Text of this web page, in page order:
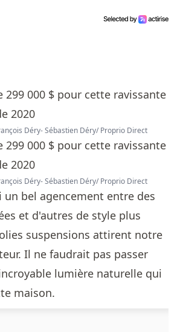
Déry- Sébastien Déry/ Proprio Direct
Déry- Sébastien Déry/ Proprio Direct
un bel agencement entre des
et d'autres de style plus
suspensions attirent notre
Il ne faudrait pas passer
lumière naturelle qui
maison.